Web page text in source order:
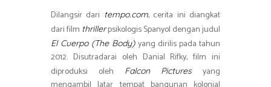
Dilangsir dari tempo.com, cerita ini diangkat
dari film thrillerpsikologis Spanyol dengan judul
El Cuerpo (The Body)yang dirilis pada tahun
2012. Disutradarai oleh Danial Rifky, film ini
diproduksi oleh
Falcon Picturesyang